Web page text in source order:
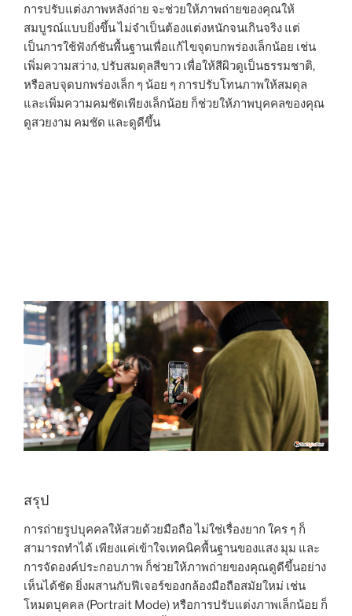
การปรับแต่งภาพหลังถ่าย จะช่วยให้ภาพถ่ายของคุณให้
สมบูรณ์แบบยิ่งขึ้น ไม่จำเป็นต้องแต่งหนักจนเกินจริง แต่
เป็นการใช้ฟังก์ชันพื้นฐานเพื่อแก้ไขจุดบกพร่องเล็กน้อย เช่น
เพิ่มความสว่าง, ปรับสมดุลสีขาว เพื่อให้สีผิวดูเป็นธรรมชาติ,
หรือลบจุดบกพร่องเล็ก ๆ น้อย ๆ การปรับโทนภาพให้สมดุล
และเพิ่มความคมชัดเพียงเล็กน้อย ก็ช่วยให้ภาพบุคคลของคุณ
ดูสวยงาม คมชัด และดูดีขึ้น
สรุป
การถ่ายรูปบุคคลให้สวยด้วยมือถือ ไม่ใช่เรื่องยาก ใคร ๆ ก็
สามารถทำได้ เพียงแค่เข้าใจเทคนิคพื้นฐานของแสง มุม และ
การจัดองค์ประกอบภาพ ก็ช่วยให้ภาพถ่ายของคุณดูดีขึ้นอย่าง
เห็นได้ชัด ยิ่งผสานกับฟีเจอร์ของกล้องมือถือสมัยใหม่ เช่น
โหมดบุคคล (Portrait Mode) หรือการปรับแต่งภาพเล็กน้อย ก็